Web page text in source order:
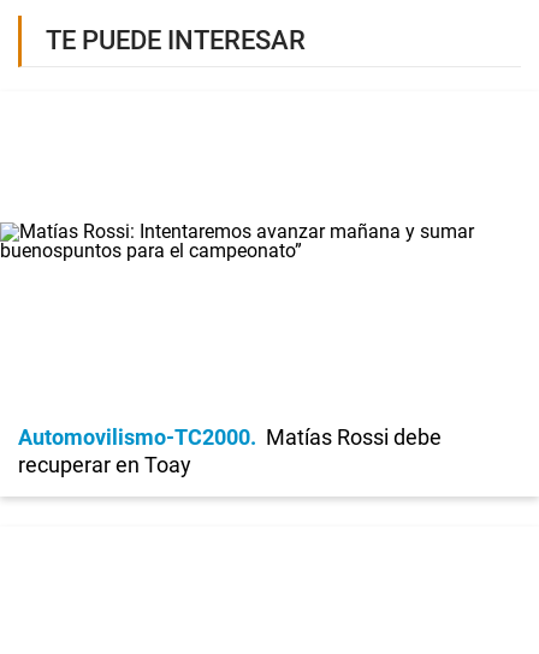
TE PUEDE INTERESAR
Automovilismo-TC2000
Matías Rossi debe
recuperar en Toay